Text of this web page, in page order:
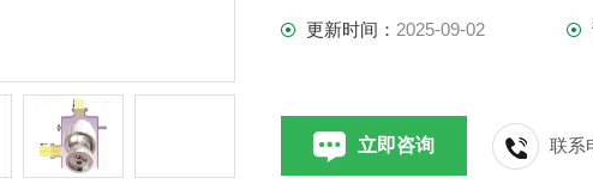
更新时间： 2025-09-02
立即咨询 联系